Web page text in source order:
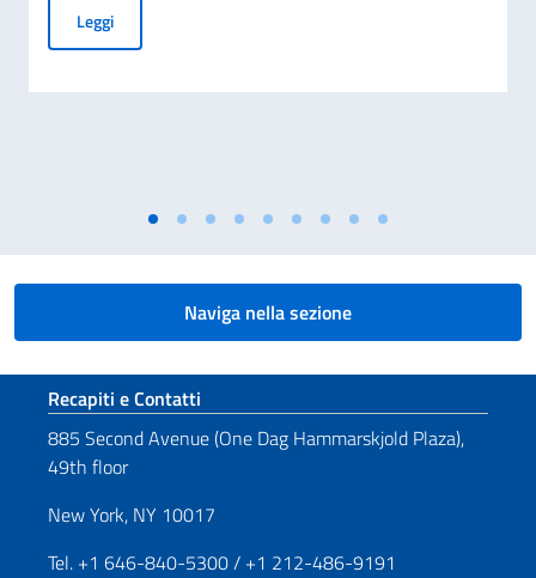
LeggiMessaggio del VPdC/On. Ministro Antonio Tajani in
Naviga nella sezione
Sezione footer
Recapiti e Contatti
885 Second Avenue (One Dag Hammarskjold Plaza),
49th floor
New York, NY 10017
Tel. +1 646-840-5300 / +1 212-486-9191